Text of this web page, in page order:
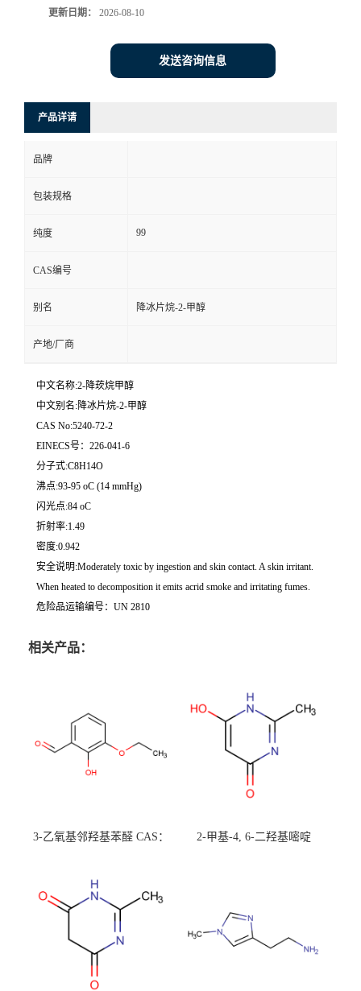
更新日期： 2026-08-10
发送咨询信息
产品详请
品牌
包装规格
纯度 99
CAS编号
别名 降冰片烷-2-甲醇
产地/厂商
中文名称:2-降莰烷甲醇
中文别名:降冰片烷-2-甲醇
CAS No:5240-72-2
EINECS号：226-041-6
分子式:C8H14O
沸点:93-95 oC (14 mmHg)
闪光点:84 oC
折射率:1.49
密度:0.942
安全说明:Moderately toxic by ingestion and skin contact. A skin irritant.
When heated to decomposition it emits acrid smoke and irritating fumes.
危险品运输编号：UN 2810
相关产品：
3-乙氧基邻羟基苯醛 CAS：
校可先用后付
2-甲基-4, 6-二羟基嘧啶